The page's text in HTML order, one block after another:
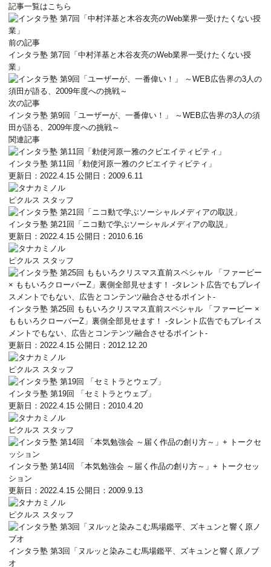
記事一覧はこちら
前の記事
インタラ塾 第7回「中村洋基と木谷友亮のWeb業界一受けたくない授
業」
次の記事
インタラ塾 第9回「ユーザーが、一番偉い！」 ～WEB広告界の3人の須
田が語る、2009年度への挑戦～
関連記事
インタラ塾 第11回「勅使河原一雅のクビエイティビティ」
更新日：2022.4.15 公開日：2009.6.11
ピクルス スタッフ
インタラ塾 第21回「ニコ動で学ぶソーシャルメディアの取説」
更新日：2022.4.15 公開日：2010.6.16
ピクルス スタッフ
インタラ塾 第25回 ももいろクリスマス直前スペシャル 「ファービー ×
ももいろクローバーZ」裏側全部見せます！ -タレント広告でもプレイス
メントでもない、広告とコンテンツ融合させるポイント-
更新日：2022.4.15 公開日：2012.12.20
ピクルス スタッフ
インタラ塾 第19回 「セミトラとウェブ」
更新日：2022.4.15 公開日：2010.4.20
ピクルス スタッフ
インタラ塾 第14回 「本気勉強会 ～届く作品の創り方～」+ トークセッ
ション
更新日：2022.4.15 公開日：2009.9.13
ピクルス スタッフ
インタラ塾 第3回「ヌルッと染みこむ馬場鑑平、ズキュンと響く原ノブ
オ